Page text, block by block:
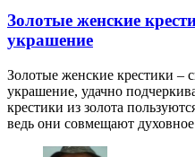
Золотые женские
украшение
Золотые женские крестики –
украшение, удачно
крестики из золота
ведь они совмещают